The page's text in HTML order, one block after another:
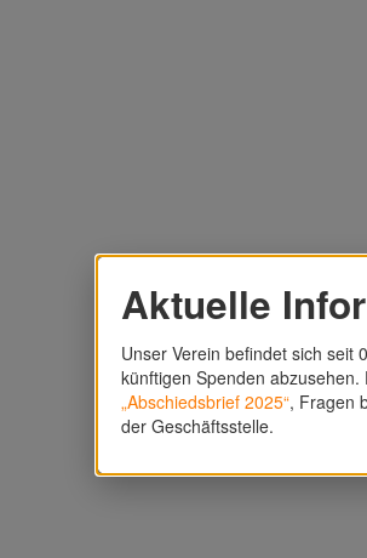
Aktuelle
Unser Verein befindet sich seit
künftigen Spenden
„Abschiedsbrief 2025“, Fragen
der Geschäftsstelle.